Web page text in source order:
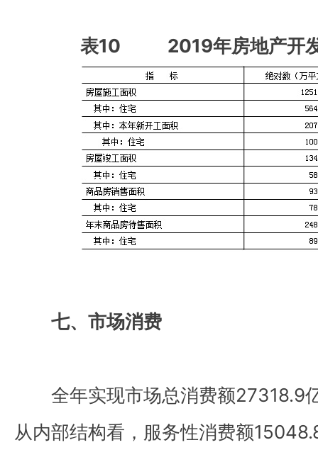
表10 2019年房地产开发
七、市场消费
全年实现市场总消费额27318.9
从内部结构看，服务性消费额